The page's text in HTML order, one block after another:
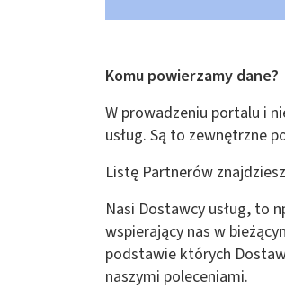
Komu powierzamy dane?
W prowadzeniu portalu i
usług. Są to zewnętrzne
Listę Partnerów
Nasi Dostawcy usług, to
wspierający nas w
podstawie których
naszymi poleceniami.